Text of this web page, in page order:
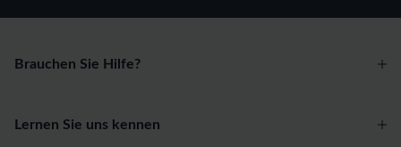
Brauchen Sie Hilfe?
Lernen Sie uns kennen